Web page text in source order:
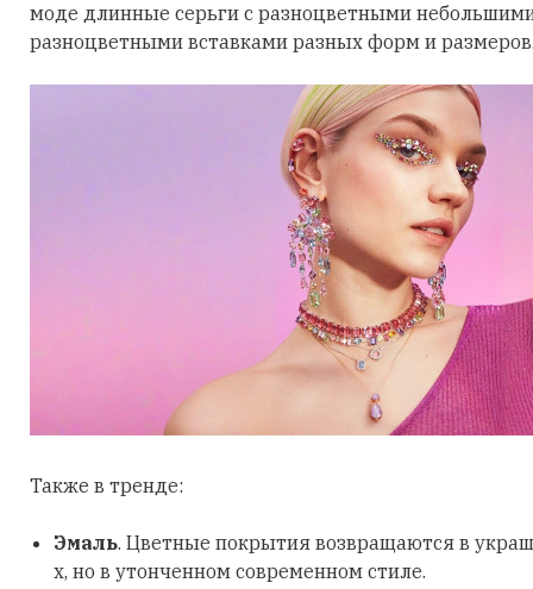
моде длинные серьги с разноцветными
разноцветными вставками разных форм и
Также в тренде:
Эмаль. Цветные покрытия возвращаются в
х, но в утонченном современном стиле.